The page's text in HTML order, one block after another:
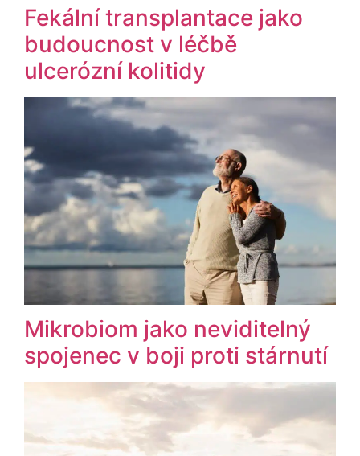
Fekální transplantace jako
budoucnost v léčbě
ulcerózní kolitidy
Mikrobiom jako neviditelný
spojenec v boji proti stárnutí